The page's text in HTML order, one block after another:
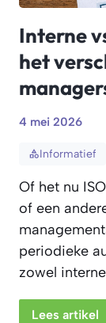
Interne
het
4 mei 2026
Informatief
Of het nu
of een
periodieke
zowel
Lees artikel